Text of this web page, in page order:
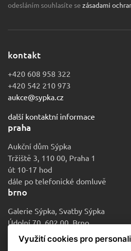
odesláním souhlasíte se zásadami
kontakt
+420 608 958 322
+420 542 210 973
aukce@sypka.cz
další kontaktní informace
praha
Aukční dům Sýpka
Tržiště 3, 110 00, Praha 1
út 10-17 hod
dále po telefonické domluvě
brno
Galerie Sýpka, Svatby Sýpka
Údolní 70, 602 00, Brno
po-pá 9-16 hod
Využití cookies pro